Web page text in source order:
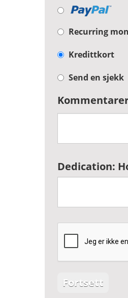
Recurring
Kredittkort
Send en sjekk
Dedication: